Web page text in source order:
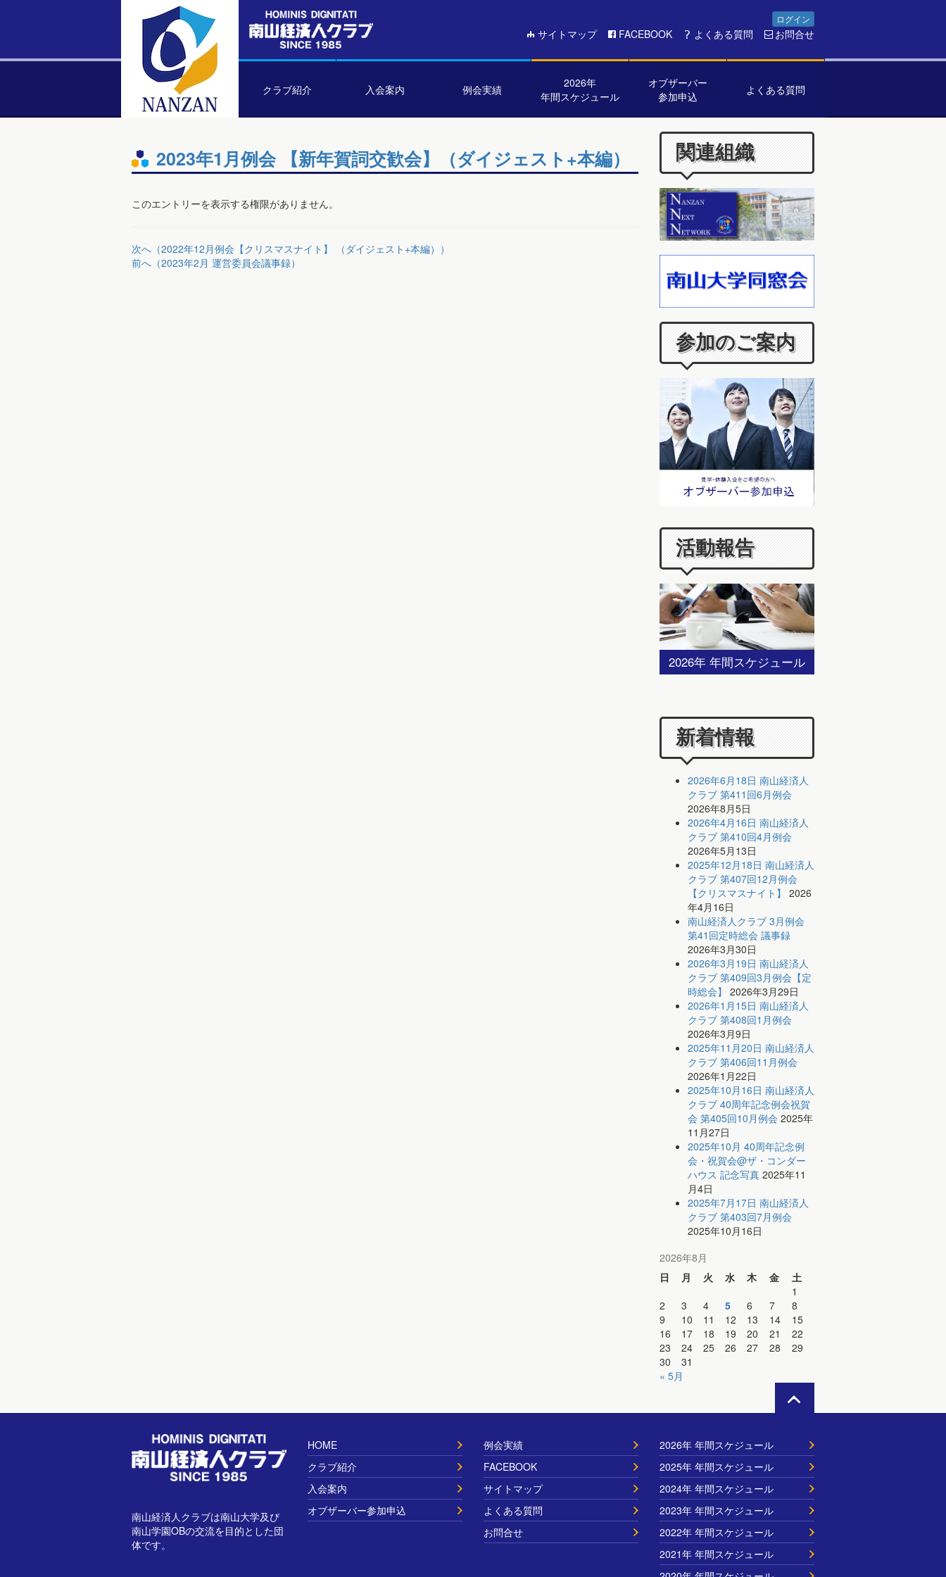
ログイン
サイトマップ FACEBOOK よくある質問 お問合せ
クラブ紹介 入会案内 例会実績
2026年
年間スケジュール
オブザーバー
参加申込
よくある質問
2023年1月例会 【新年賀詞交歓会】（ダイジェスト+本編）
このエントリーを表示する権限がありません。
次へ（2022年12月例会【クリスマスナイト】 （ダイジェスト+本編））
前へ（2023年2月 運営委員会議事録）
関連組織
参加のご案内
活動報告
2026年 年間スケジュール
新着情報
2026年6月18日 南山経済人
クラブ 第411回6月例会
2026年8月5日
2026年4月16日 南山経済人
クラブ 第410回4月例会
2026年5月13日
2025年12月18日 南山経済人
クラブ 第407回12月例会
【クリスマスナイト】 2026
年4月16日
南山経済人クラブ 3月例会
第41回定時総会 議事録
2026年3月30日
2026年3月19日 南山経済人
クラブ 第409回3月例会【定
時総会】 2026年3月29日
2026年1月15日 南山経済人
クラブ 第408回1月例会
2026年3月9日
2025年11月20日 南山経済人
クラブ 第406回11月例会
2026年1月22日
2025年10月16日 南山経済人
クラブ 40周年記念例会祝賀
会 第405回10月例会 2025年
11月27日
2025年10月 40周年記念例
会・祝賀会@ザ・コンダー
ハウス 記念写真 2025年11
月4日
2025年7月17日 南山経済人
クラブ 第403回7月例会
2025年10月16日
2026年8月
日
月 火 水 木 金
土
1
2
3 4 5 6 7
8
9
10 11 12 13 14
15
16
17 18 19 20 21
22
23
24 25 26 27 28
29
30
31
« 5月
南山経済人クラブは南山大学及び
南山学園OBの交流を目的とした団
体です。
HOME
クラブ紹介
入会案内
オブザーバー参加申込
例会実績
FACEBOOK
サイトマップ
よくある質問
お問合せ
2026年 年間スケジュール
2025年 年間スケジュール
2024年 年間スケジュール
2023年 年間スケジュール
2022年 年間スケジュール
2021年 年間スケジュール